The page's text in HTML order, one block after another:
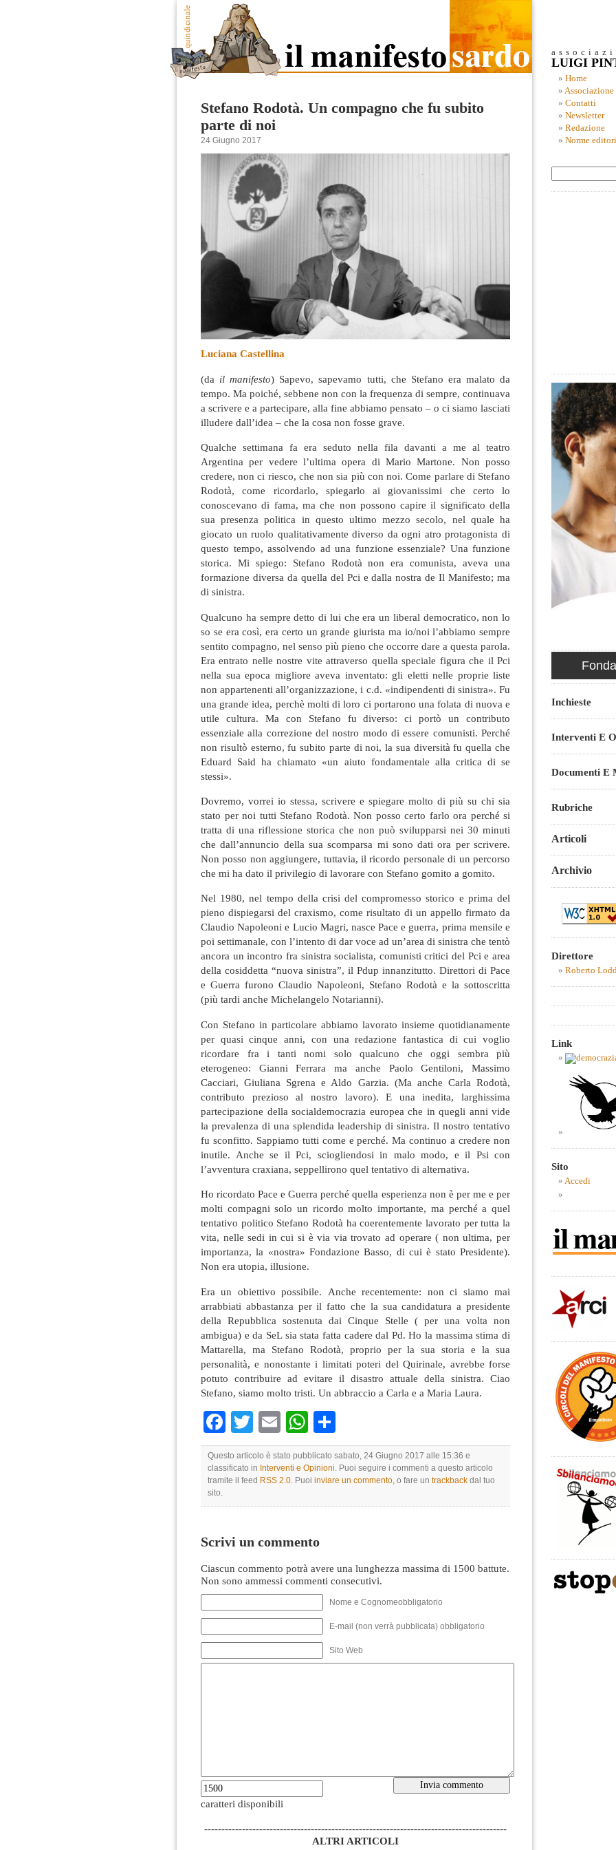
Stefano Rodotà. Un compagno che fu subito
parte di noi
24 Giugno 2017
Luciana Castellina
(da il manifesto) Sapevo, sapevamo tutti, che Stefano era malato da
tempo. Ma poiché, sebbene non con la frequenza di sempre, continuava
a scrivere e a partecipare, alla fine abbiamo pensato – o ci siamo lasciati
illudere dall’idea – che la cosa non fosse grave.
Qualche settimana fa era seduto nella fila davanti a me al teatro
Argentina per vedere l’ultima opera di Mario Martone. Non posso
credere, non ci riesco, che non sia più con noi. Come parlare di Stefano
Rodotà, come ricordarlo, spiegarlo ai giovanissimi che certo lo
conoscevano di fama, ma che non possono capire il significato della
sua presenza politica in questo ultimo mezzo secolo, nel quale ha
giocato un ruolo qualitativamente diverso da ogni atro protagonista di
questo tempo, assolvendo ad una funzione essenziale? Una funzione
storica. Mi spiego: Stefano Rodotà non era comunista, aveva una
formazione diversa da quella del Pci e dalla nostra de Il Manifesto; ma
di sinistra.
Qualcuno ha sempre detto di lui che era un liberal democratico, non lo
so se era così, era certo un grande giurista ma io/noi l’abbiamo sempre
sentito compagno, nel senso più pieno che occorre dare a questa parola.
Era entrato nelle nostre vite attraverso quella speciale figura che il Pci
nella sua epoca migliore aveva inventato: gli eletti nelle proprie liste
non appartenenti all’organizzazione, i c.d. «indipendenti di sinistra». Fu
una grande idea, perchè molti di loro ci portarono una folata di nuova e
utile cultura. Ma con Stefano fu diverso: ci portò un contributo
essenziale alla correzione del nostro modo di essere comunisti. Perché
non risultò esterno, fu subito parte di noi, la sua diversità fu quella che
Eduard Said ha chiamato «un aiuto fondamentale alla critica di se
stessi».
Dovremo, vorrei io stessa, scrivere e spiegare molto di più su chi sia
stato per noi tutti Stefano Rodotà. Non posso certo farlo ora perché si
tratta di una riflessione storica che non può svilupparsi nei 30 minuti
che dall’annuncio della sua scomparsa mi sono dati ora per scrivere.
Non posso non aggiungere, tuttavia, il ricordo personale di un percorso
che mi ha dato il privilegio di lavorare con Stefano gomito a gomito.
Nel 1980, nel tempo della crisi del compromesso storico e prima del
pieno dispiegarsi del craxismo, come risultato di un appello firmato da
Claudio Napoleoni e Lucio Magri, nasce Pace e guerra, prima mensile e
poi settimanale, con l’intento di dar voce ad un’area di sinistra che tentò
ancora un incontro fra sinistra socialista, comunisti critici del Pci e area
della cosiddetta “nuova sinistra”, il Pdup innanzitutto. Direttori di Pace
e Guerra furono Claudio Napoleoni, Stefano Rodotà e la sottoscritta
(più tardi anche Michelangelo Notarianni).
Con Stefano in particolare abbiamo lavorato insieme quotidianamente
per quasi cinque anni, con una redazione fantastica di cui voglio
ricordare fra i tanti nomi solo qualcuno che oggi sembra più
eterogeneo: Gianni Ferrara ma anche Paolo Gentiloni, Massimo
Cacciari, Giuliana Sgrena e Aldo Garzia. (Ma anche Carla Rodotà,
contributo prezioso al nostro lavoro). E una inedita, larghissima
partecipazione della socialdemocrazia europea che in quegli anni vide
la prevalenza di una splendida leadership di sinistra. Il nostro tentativo
fu sconfitto. Sappiamo tutti come e perché. Ma continuo a credere non
inutile. Anche se il Pci, sciogliendosi in malo modo, e il Psi con
l’avventura craxiana, seppellirono quel tentativo di alternativa.
Ho ricordato Pace e Guerra perché quella esperienza non è per me e per
molti compagni solo un ricordo molto importante, ma perché a quel
tentativo politico Stefano Rodotà ha coerentemente lavorato per tutta la
vita, nelle sedi in cui si è via via trovato ad operare ( non ultima, per
importanza, la «nostra» Fondazione Basso, di cui è stato Presidente).
Non era utopia, illusione.
Era un obiettivo possibile. Anche recentemente: non ci siamo mai
arrabbiati abbastanza per il fatto che la sua candidatura a presidente
della Repubblica sostenuta dai Cinque Stelle ( per una volta non
ambigua) e da SeL sia stata fatta cadere dal Pd. Ho la massima stima di
Mattarella, ma Stefano Rodotà, proprio per la sua storia e la sua
personalità, e nonostante i limitati poteri del Quirinale, avrebbe forse
potuto contribuire ad evitare il disastro attuale della sinistra. Ciao
Stefano, siamo molto tristi. Un abbraccio a Carla e a Maria Laura.
Facebook
TwitterEmailWhatsApp
Questo articolo è stato pubblicato sabato, 24 Giugno 2017 alle 15:36 e
classificato in Interventi e Opinioni . Puoi seguire i commenti a questo articolo
tramite il feed RSS 2.0 . Puoi inviare un commento , o fare un trackback dal tuo
sito.
Scrivi un commento
Ciascun commento potrà avere una lunghezza massima di 1500 battute.
Non sono ammessi commenti consecutivi.
Nome e Cognomeobbligatorio
E-mail (non verrà pubblicata) obbligatorio
Sito Web
caratteri disponibili
----------------------------------------------------------------------------------------
ALTRI ARTICOLI
LUIGI
Home
Associazione
Contatti
Newsletter
Redazione
Norme
Inchieste
Interventi E
Documenti E
Rubriche
Articoli
Archivio
Direttore
Roberto
Link
Sito
Accedi